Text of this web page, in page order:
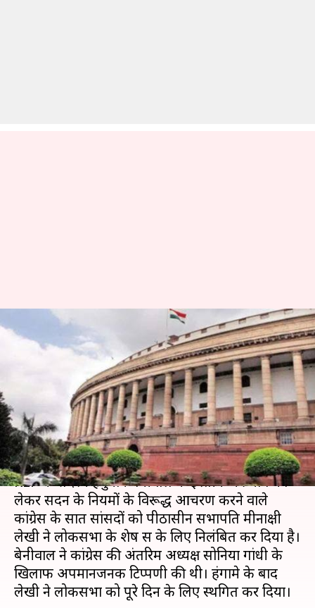
लोकसभा: अभद्र आचरण के लिए
कांग्रेस के सात सांसद पूरे सत्र के लिए
Mar 05, 2020 05:41 pm
क्या है खबर?
लोकसभा के बजट सत्र में गुरुवार को भाजपा की सहयोगी
RLP के सदस्य हनुमान बेनीवाल के इस्तीफे की मांग को
लेकर सदन के नियमों के विरूद्ध आचरण करने वाले
कांग्रेस के सात सांसदों को पीठासीन सभापति मीनाक्षी
लेखी ने लोकसभा के शेष सत्र के लिए निलंबित कर दिया है।
बेनीवाल ने कांग्रेस की अंतरिम अध्यक्ष सोनिया गांधी के
खिलाफ अपमानजनक टिप्पणी की थी। हंगामे के बाद